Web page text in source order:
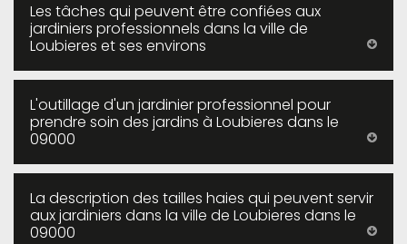
Les tâches qui peuvent être confiées aux
jardiniers professionnels dans la ville de
Loubieres et ses environs
L'outillage d'un jardinier professionnel pour
prendre soin des jardins à Loubieres dans le
09000
La description des tailles haies qui peuvent servir
aux jardiniers dans la ville de Loubieres dans le
09000